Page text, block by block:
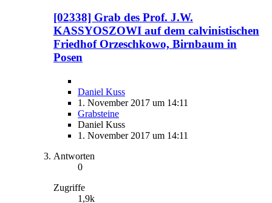
[02338] Grab des Prof. J.W.
KASSYOSZOWI auf dem calvinistischen
Friedhof Orzeschkowo, Birnbaum in
Posen
Daniel Kuss
1. November 2017 um 14:11
Grabsteine
Daniel Kuss
1. November 2017 um 14:11
Antworten
0
Zugriffe
1,9k